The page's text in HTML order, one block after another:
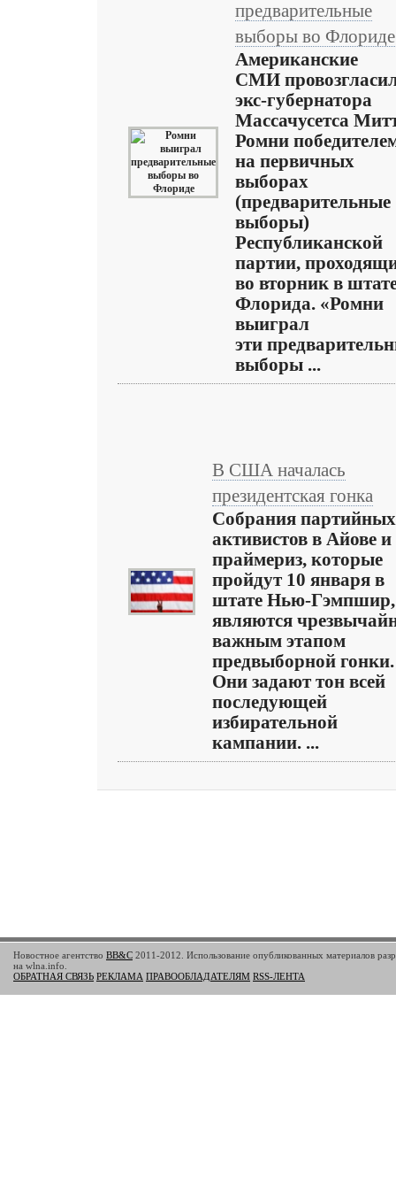
предварительные
выборы во Флориде
Американские
СМИ
экс-губернатора
Массачусетса
Ромни
на первичных
выборах
(предварительные
выборы)
Республиканской
партии,
во вторник в
Флорида. «Ромни
выиграл
эти
выборы ...
В США началась
президентская гонка
Собрания партийных
активистов в Айове и
праймериз, которые
пройдут 10 января в
штате Нью-Гэмпшир,
являются
важным этапом
предвыборной гонки.
Они задают тон всей
последующей
избирательной
кампании. ...
Новостное агентство BB&C 2011-2012. Использование опубликованных материалов
на wlna.info.
ОБРАТНАЯ СВЯЗЬ РЕКЛАМА ПРАВООБЛАДАТЕЛЯМ RSS-ЛЕНТА